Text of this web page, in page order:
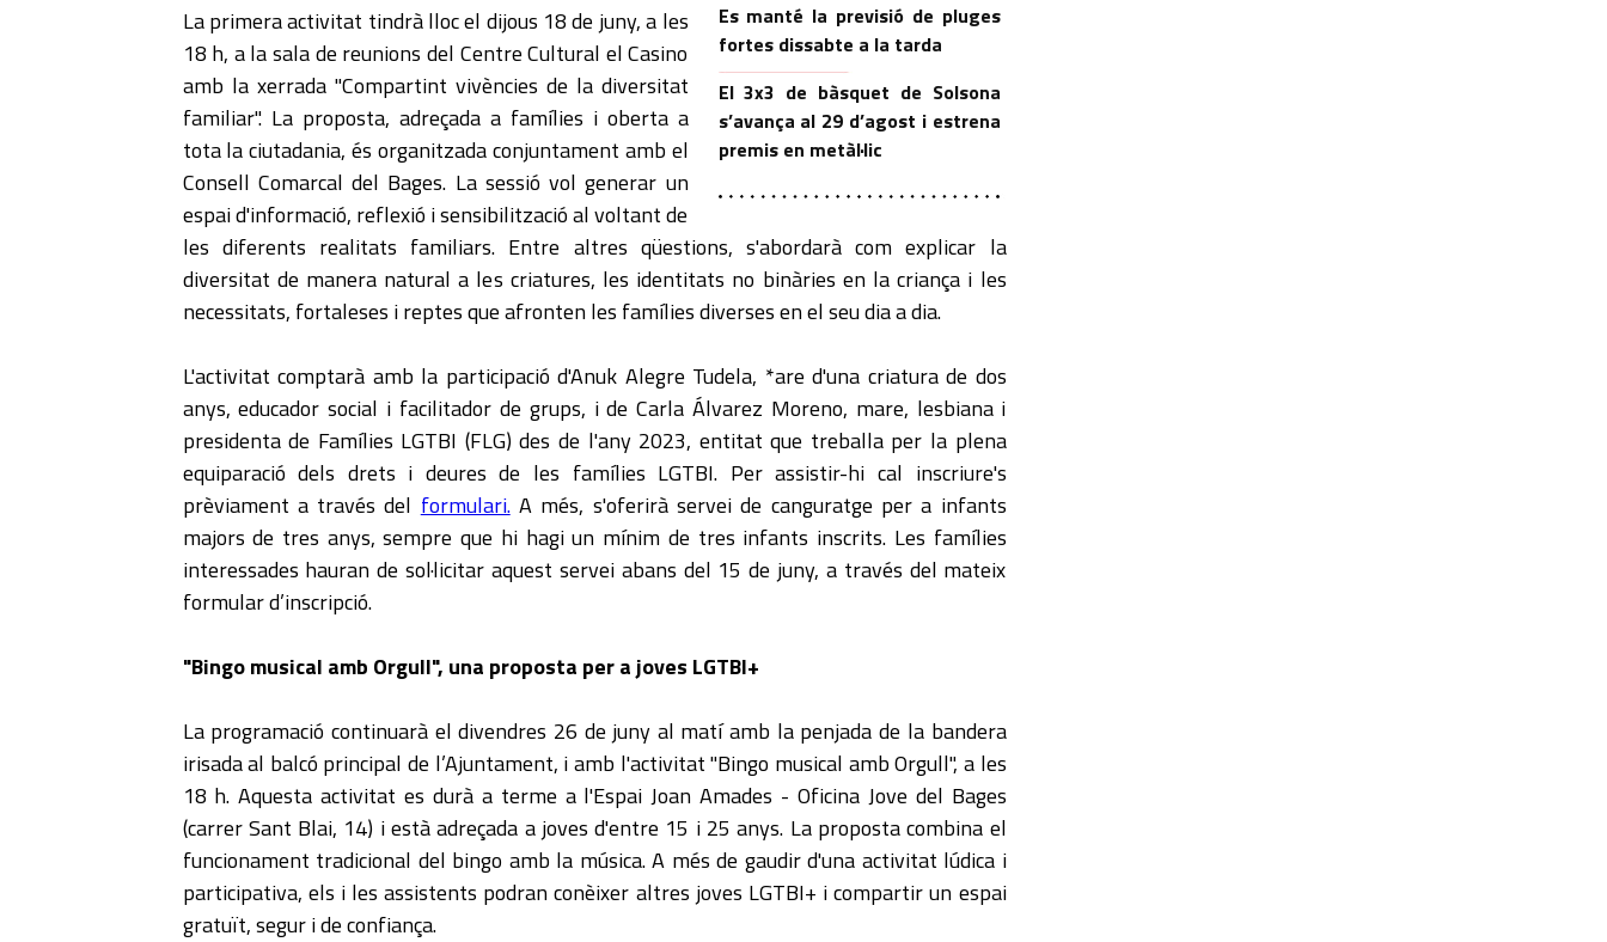
Es manté la previsió de pluges
fortes dissabte a la tarda
El 3x3 de bàsquet de Solsona
s’avança al 29 d’agost i estrena
premis en metàl·lic
La primera activitat tindrà lloc el dijous 18 de juny, a les
18 h, a la sala de reunions del Centre Cultural el Casino
amb la xerrada "Compartint vivències de la diversitat
familiar". La proposta, adreçada a famílies i oberta a
tota la ciutadania, és organitzada conjuntament amb el
Consell Comarcal del Bages. La sessió vol generar un
espai d'informació, reflexió i sensibilització al voltant de
les diferents realitats familiars. Entre altres qüestions, s'abordarà com explicar la
diversitat de manera natural a les criatures, les identitats no binàries en la criança i les
necessitats, fortaleses i reptes que afronten les famílies diverses en el seu dia a dia.
L'activitat comptarà amb la participació d'Anuk Alegre Tudela, *are d'una criatura de dos
anys, educador social i facilitador de grups, i de Carla Álvarez Moreno, mare, lesbiana i
presidenta de Famílies LGTBI (FLG) des de l'any 2023, entitat que treballa per la plena
equiparació dels drets i deures de les famílies LGTBI. Per assistir-hi cal inscriure's
prèviament a través del formulari.A més, s'oferirà servei de canguratge per a infants
majors de tres anys, sempre que hi hagi un mínim de tres infants inscrits. Les famílies
interessades hauran de sol·licitar aquest servei abans del 15 de juny, a través del mateix
formular d’inscripció.
"Bingo musical amb Orgull", una proposta per a joves LGTBI+
La programació continuarà el divendres 26 de juny al matí amb la penjada de la bandera
irisada al balcó principal de l’Ajuntament, i amb l'activitat "Bingo musical amb Orgull", a les
18 h. Aquesta activitat es durà a terme a l'Espai Joan Amades - Oficina Jove del Bages
(carrer Sant Blai, 14) i està adreçada a joves d'entre 15 i 25 anys. La proposta combina el
funcionament tradicional del bingo amb la música. A més de gaudir d'una activitat lúdica i
participativa, els i les assistents podran conèixer altres joves LGTBI+ i compartir un espai
gratuït, segur i de confiança.